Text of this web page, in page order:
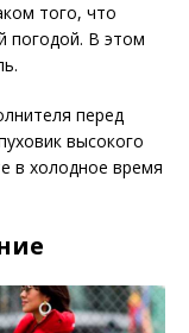
того, что
погодой. В этом
перед
высокого
в холодное время